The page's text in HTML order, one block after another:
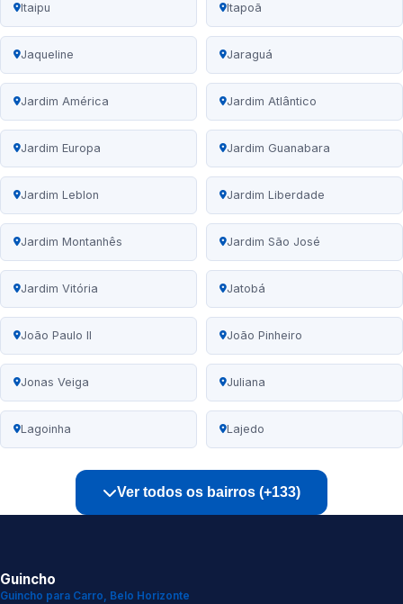
Itaipu Itapoã
Jaqueline Jaraguá
Jardim América Jardim Atlântico
Jardim Europa Jardim Guanabara
Jardim Leblon Jardim Liberdade
Jardim Montanhês Jardim São José
Jardim Vitória Jatobá
João Paulo II João Pinheiro
Jonas Veiga Juliana
Lagoinha Lajedo
Ver todos os bairros (+133)
Guincho
Guincho para Carro, Belo Horizonte